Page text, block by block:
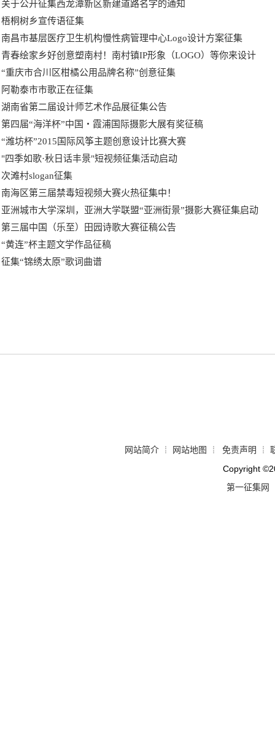
关于公开征集西龙潭新区新建道路名字的通知
梧桐树乡宣传语征集
南昌市基层医疗卫生机构慢性病管理中心Logo设计方案征集
青春绘家乡好创意塑南村！南村镇IP形象（LOGO）等你来设计
“重庆市合川区柑橘公用品牌名称”创意征集
阿勒泰市市歌正在征集
湖南省第二届设计师艺术作品展征集公告
第四届“海洋杯”中国・霞浦国际摄影大展有奖征稿
“潍坊杯”2015国际风筝主题创意设计比赛大赛
"四季如歌·秋日话丰景"短视频征集活动启动
次滩村slogan征集
南海区第三届禁毒短视频大赛火热征集中！
亚洲城市大学深圳，亚洲大学联盟“亚洲街景”摄影大赛征集启动
第三届中国（乐至）田园诗歌大赛征稿公告
“黄连”杯主题文学作品征稿
征集“锦绣太原”歌词曲谱
网站简介 ┊ 网站地图 ┊ 免责声明 ┊
Copyright ©
第一征集网